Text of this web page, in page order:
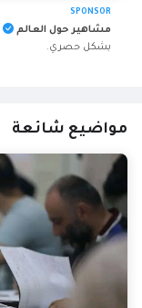
SPONSOR
مشاهير حول العالم
بشكل حصري.
مواضيع شائعة